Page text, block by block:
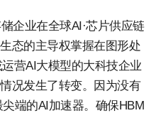
企业在全球AI·芯片供应链
态的主导权掌握在图形处
营AI大模型的大科技企业
况发生了转变。因为没有
端的AI加速器。确保HBM